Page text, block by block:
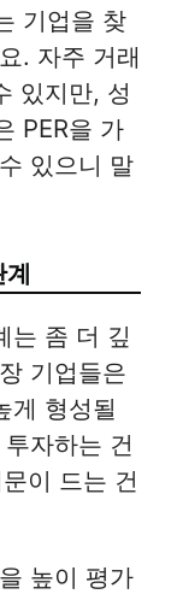
기업을 찾
. 자주 거래
있지만, 성
PER을 가
있으니 말
계
는 좀 더 깊
기업들은
게 형성될
자하는 건
이 드는 건
높이 평가